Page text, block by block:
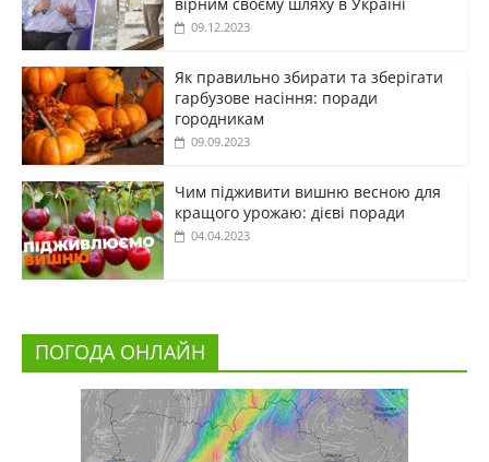
09.12.2023
Як правильно збирати та зберігати
гарбузове насіння: поради
городникам
09.09.2023
Чим підживити вишню весною для
кращого урожаю: дієві поради
04.04.2023
ПОГОДА ОНЛАЙН